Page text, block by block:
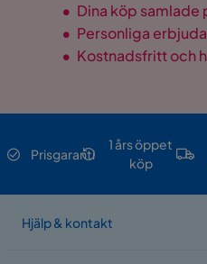
• Dina köp samlade
• Personliga
• Kostnadsfritt och
Prisgaranti
1 års öppet
köp
Hjälp & kontakt